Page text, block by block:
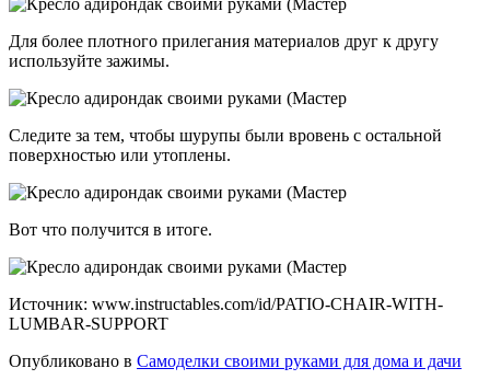
Для более плотного прилегания материалов друг к другу
используйте зажимы.
Следите за тем, чтобы шурупы были вровень с остальной
поверхностью или утоплены.
Вот что получится в итоге.
Источник: www.instructables.com/id/PATIO-CHAIR-WITH-
LUMBAR-SUPPORT
Опубликовано в Самоделки своими руками для дома и дачи